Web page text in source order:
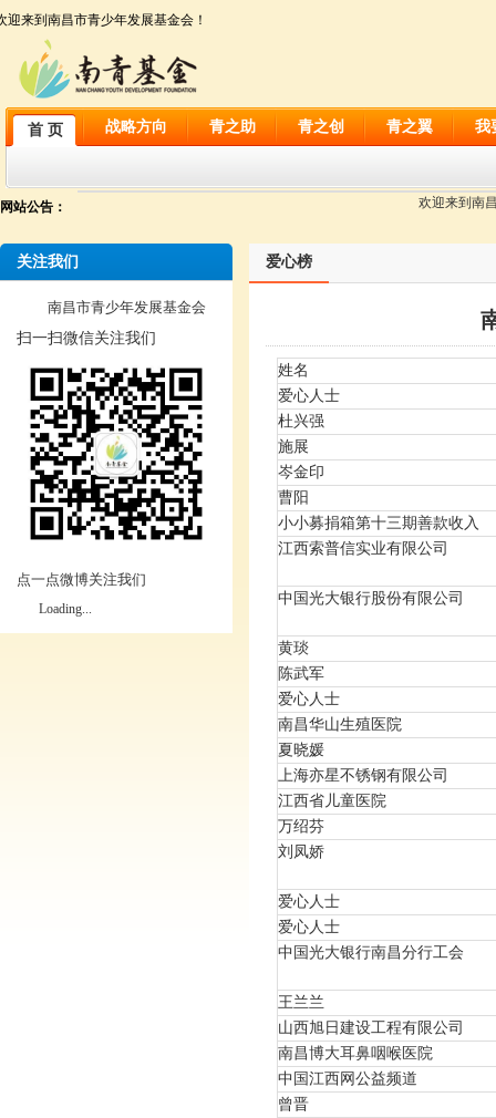
迎来到南昌市青少年发展基金会！
首 页 战略方向 青之助 青之创 青之翼 我
网站公告： 欢迎来到南
关注我们
南昌市青少年发展基金会
扫一扫微信关注我们
点一点微博关注我们
Loading...
爱心榜
姓名
爱心人士
杜兴强
施展
岑金印
曹阳
小小募捐箱第十三期善款收入
江西索普信实业有限公司
中国光大银行股份有限公司
黄琰
陈武军
爱心人士
南昌华山生殖医院
夏晓媛
上海亦星不锈钢有限公司
江西省儿童医院
万绍芬
刘凤娇
爱心人士
爱心人士
中国光大银行南昌分行工会
王兰兰
山西旭日建设工程有限公司
南昌博大耳鼻咽喉医院
中国江西网公益频道
曾晋